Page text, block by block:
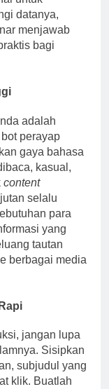
datanya,
menjawab
bagi
adalah
perayap
gaya bahasa
kasual,
content
selalu
para
yang
tautan
berbagai media
jangan lupa
Sisipkan
subjudul yang
klik. Buatlah